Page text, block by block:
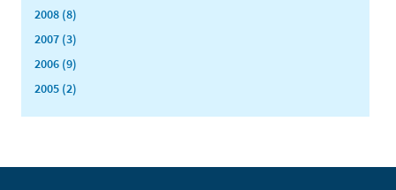
2008 (8)
2007 (3)
2006 (9)
2005 (2)